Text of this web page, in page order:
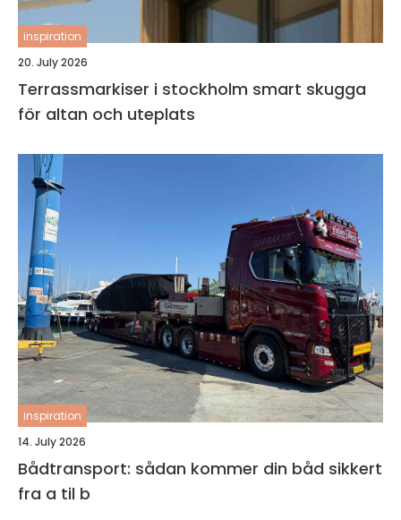
inspiration
20. July 2026
Terrassmarkiser i stockholm smart skugga
för altan och uteplats
inspiration
14. July 2026
Bådtransport: sådan kommer din båd sikkert
fra a til b